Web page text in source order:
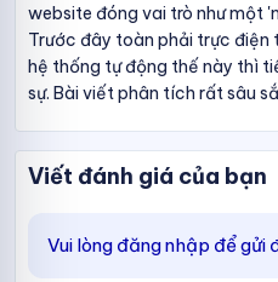
website đóng vai trò như một
Trước đây toàn phải trực
hệ thống tự động thế này thì
sự. Bài viết phân tích rất sâu
Viết đánh giá của bạn
Vui lòng đăng nhập để gửi